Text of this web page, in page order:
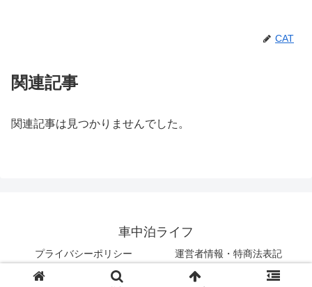
CAT
関連記事
関連記事は見つかりませんでした。
車中泊ライフ
プライバシーポリシー 運営者情報・特商法表記
© 2018 車中泊ライフ.